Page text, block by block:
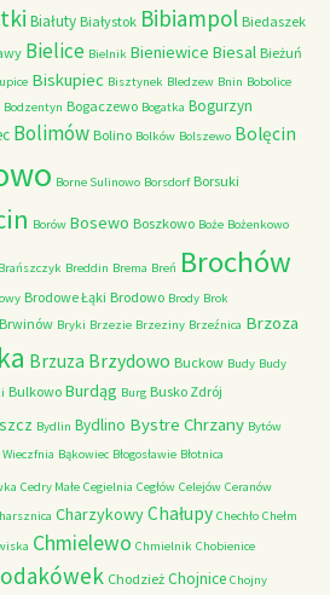
Białuty Białystok Bibiampol Biedaszek
Bielice Bielnik Bieniewice Biesal Bieżuń
Biskupiec Bisztynek Bledzew Bnin Bobolice
Bodzentyn Bogaczewo Bogatka Bogurzyn
Bolimów Bolino Bolków Bolszewo Bolęcin
Borne Sulinowo Borsdorf Borsuki
Borów Bosewo Boszkowo Boże Bożenkowo
Brańszczyk Breddin Brema Breń Brochów
Brodowe Łąki Brodowo Brody Brok
Brwinów Bryki Brzezie Brzeziny Brzeźnica Brzoza
Brzuza Brzydowo Buckow Budy Budy
Bulkowo Burdąg Burg Busko Zdrój
Bydlin Bydlino Bystre Chrzany Bytów
Wieczfnia Bąkowiec Błogosławie Błotnica
Cedry Małe Cegielnia Cegłów Celejów Ceranów
CharzykowyChałupy Chechło Chełm
Chmielewo Chmielnik Chobienice
Chodzież Chojnice Chojny